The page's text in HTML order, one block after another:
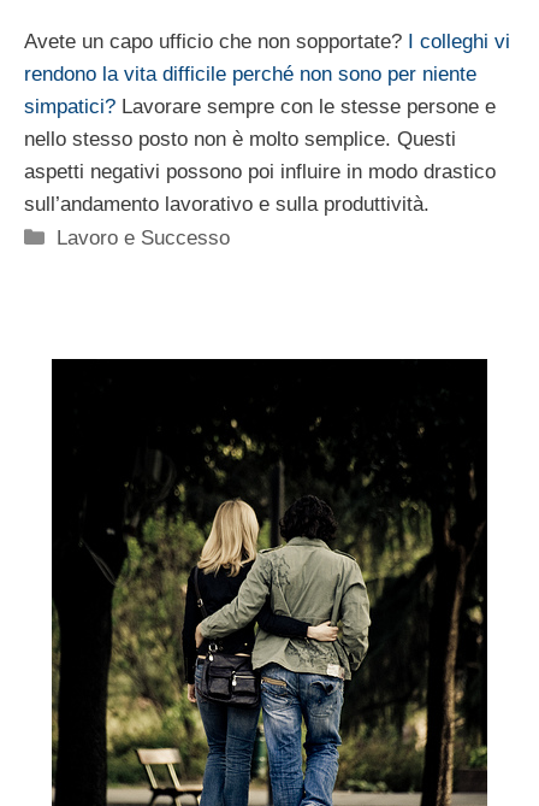
Avete un capo ufficio che non sopportate? I colleghi vi
rendono la vita difficile perché non sono per niente
simpatici? Lavorare sempre con le stesse persone e
nello stesso posto non è molto semplice. Questi
aspetti negativi possono poi influire in modo drastico
sull’andamento lavorativo e sulla produttività.
Categorie
Lavoro e Successo